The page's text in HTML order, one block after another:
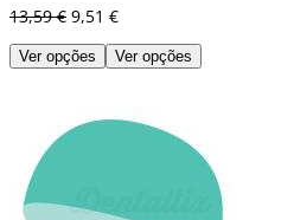
13,59 € 9,51 €
Ver opções Ver opções